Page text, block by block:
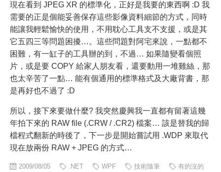
現在看到 JPEG XR 的標準化，正好是我要的東西啊 :D 我
需要的正是個能妥善保存這些影像資料細節的方式，同時
能讓我輕鬆愉快的使用，不用耽心工具支不支援，或是其
它五四三等問題困擾…。這些問題對阿宅來說，一點都不
困難，有一缸子的工具辦的到，不過… 如果隨變看個照
片，或是要 COPY 給家人朋友看，還要動用一堆雞絲，那
也太辛苦了一點… 能有個通用的標準格式及大廠背書，那
是再好也不過了 :D
所以，接下來要做什麼? 我突然慶興我一直都有留著這幾
年拍下來的 RAW file (.CRW / .CR2) 檔案… 該是替我的歸
檔程式翻新的時後了，下一步是開始嘗試用 .WDP 來取代
現在放兩份 RAW + JPEG 的方式…
2009/08/05 .NET WPF 技術隨筆 有的沒的